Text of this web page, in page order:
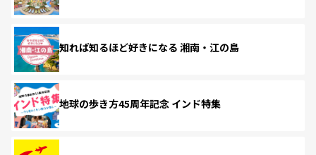
知れば知るほど好きになる 湘南・江の島
地球の歩き方45周年記念 インド特集